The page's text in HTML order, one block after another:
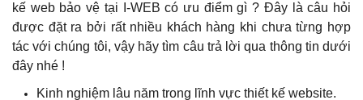
kế web bảo vệ tại I-WEB có ưu điểm gì ? Đây là câu hỏi
được đặt ra bởi rất nhiều khách hàng khi chưa từng hợp
tác với chúng tôi, vậy hãy tìm câu trả lời qua thông tin dưới
đây nhé !
Kinh nghiệm lâu năm trong lĩnh vực thiết kế website.